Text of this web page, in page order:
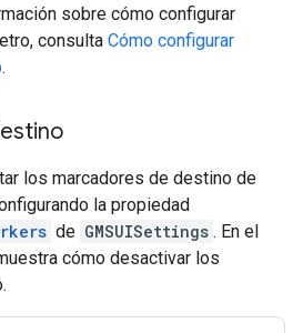
sobre cómo configurar
consulta Cómo configurar
.
los marcadores de destino de
la propiedad
de GMSUISettings . En el
cómo desactivar los